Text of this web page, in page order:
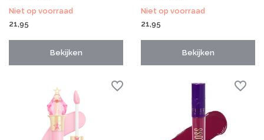
Niet op voorraad
21,95
Bekijken
Niet op voorraad
21,95
Bekijken